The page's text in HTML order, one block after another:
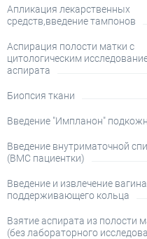
Апликация лекарственных
средств,введение тампонов
Аспирация полости матки с
цитологическим
аспирата
Биопсия ткани
Введение "Импланон"
Введение внутриматочной
(ВМС пациентки)
Введение и извлечение
поддерживающего кольца
Взятие аспирата из полости
(без лабораторного